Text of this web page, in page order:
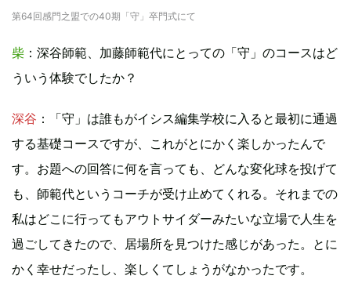
第64回感門之盟での40期「守」卒門式にて
柴 ：深谷師範、加藤師範代にとっての「守」のコースはど
ういう体験でしたか？
深谷 ：「守」は誰もがイシス編集学校に入ると最初に通過
する基礎コースですが、これがとにかく楽しかったんで
す。お題への回答に何を言っても、どんな変化球を投げて
も、師範代というコーチが受け止めてくれる。それまでの
私はどこに行ってもアウトサイダーみたいな立場で人生を
過ごしてきたので、居場所を見つけた感じがあった。とに
かく幸せだったし、楽しくてしょうがなかったです。